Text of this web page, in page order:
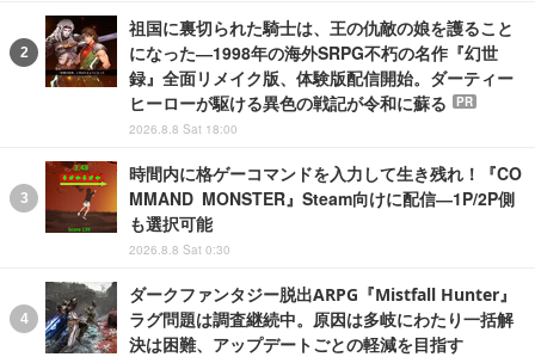
祖国に裏切られた騎士は、王の仇敵の娘を護ること
になった―1998年の海外SRPG不朽の名作『幻世
録』全面リメイク版、体験版配信開始。ダーティー
ヒーローが駆ける異色の戦記が令和に蘇る
PR
2026.8.8 Sat 18:00
時間内に格ゲーコマンドを入力して生き残れ！『CO
MMAND MONSTER』Steam向けに配信―1P/2P側
も選択可能
2026.8.8 Sat 0:30
ダークファンタジー脱出ARPG『Mistfall Hunter』
ラグ問題は調査継続中。原因は多岐にわたり一括解
決は困難、アップデートごとの軽減を目指す